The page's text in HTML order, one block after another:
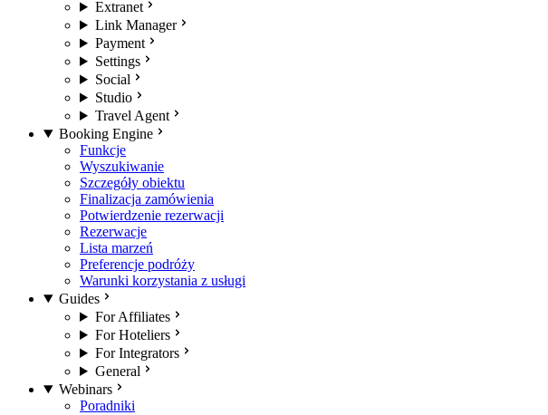
Extranet
Link Manager
Payment
Settings
Social
Studio
Travel Agent
Booking Engine
Funkcje
Wyszukiwanie
Szczegóły obiektu
Finalizacja zamówienia
Potwierdzenie rezerwacji
Rezerwacje
Lista marzeń
Preferencje podróży
Warunki korzystania z usługi
Guides
For Affiliates
For Hoteliers
For Integrators
General
Webinars
Poradniki